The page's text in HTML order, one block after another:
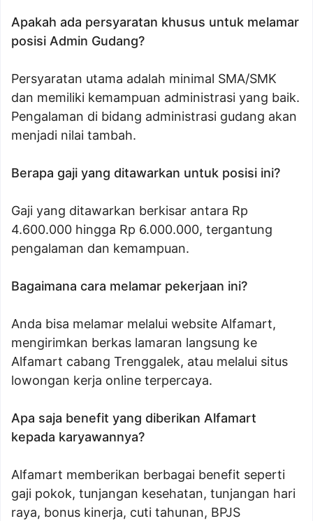
Apakah ada persyaratan khusus untuk melamar
posisi Admin Gudang?
Persyaratan utama adalah minimal SMA/SMK
dan memiliki kemampuan administrasi yang baik.
Pengalaman di bidang administrasi gudang akan
menjadi nilai tambah.
Berapa gaji yang ditawarkan untuk posisi ini?
Gaji yang ditawarkan berkisar antara Rp
4.600.000 hingga Rp 6.000.000, tergantung
pengalaman dan kemampuan.
Bagaimana cara melamar pekerjaan ini?
Anda bisa melamar melalui website Alfamart,
mengirimkan berkas lamaran langsung ke
Alfamart cabang Trenggalek, atau melalui situs
lowongan kerja online terpercaya.
Apa saja benefit yang diberikan Alfamart
kepada karyawannya?
Alfamart memberikan berbagai benefit seperti
gaji pokok, tunjangan kesehatan, tunjangan hari
raya, bonus kinerja, cuti tahunan, BPJS